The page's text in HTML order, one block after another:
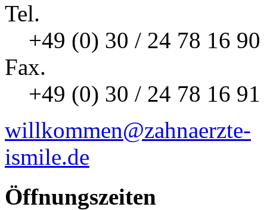
Tel.
+49 (0) 30 / 24 78 16 90
Fax.
+49 (0) 30 / 24 78 16 91
willkommen@zahnaerzte-
ismile.de
Öffnungszeiten